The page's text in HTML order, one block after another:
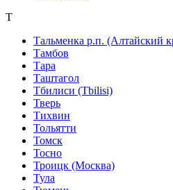
Т
Тальменка р.п. (Алтайский
Тамбов
Тара
Таштагол
Тбилиси (Tbilisi)
Тверь
Тихвин
Тольятти
Томск
Тосно
Троицк (Москва)
Тула